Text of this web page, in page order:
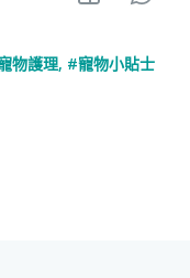
物護理, #寵物小貼士